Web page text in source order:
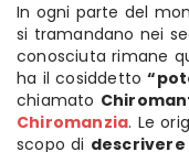
In ogni parte del
si tramandano nei
conosciuta rimane
ha il cosiddetto
chiamato
Chiromanzia. Le
scopo di